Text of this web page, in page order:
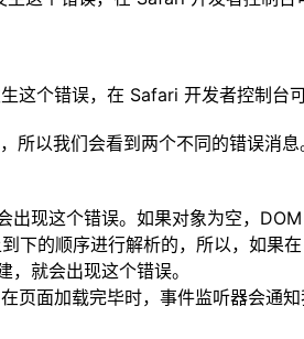
个错误，在 Safari 开发者控制台
以我们会看到两个不同的错误消
现这个错误。如果对象为空，DOM
下的顺序进行解析的，所以，如
就会出现这个错误。
页面加载完毕时，事件监听器会